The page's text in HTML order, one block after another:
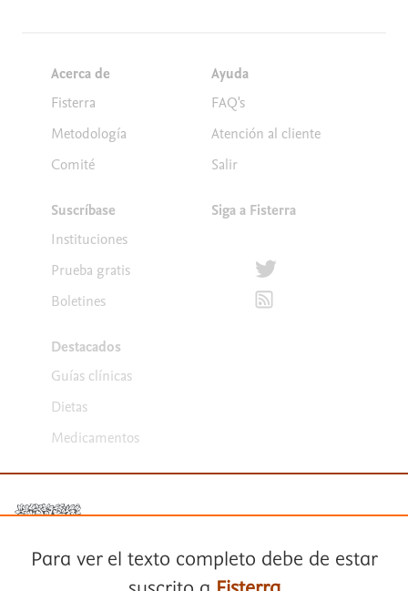
Acerca de
Fisterra
Metodología
Comité
Suscríbase
Instituciones
Prueba gratis
Boletines
Destacados
Guías clínicas
Dietas
Medicamentos
Ayuda
FAQ's
Atención al cliente
Salir
Siga a Fisterra
Síguenos en Twitter
Suscríbete para recibir
Para ver el texto completo debe de estar